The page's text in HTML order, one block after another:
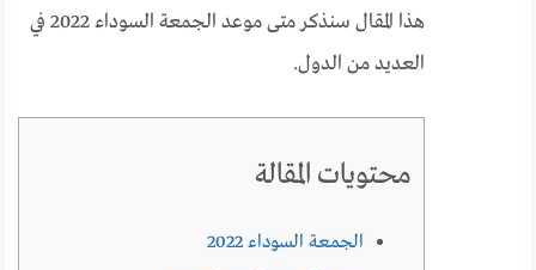
هذا المقال سنذكر متى موعد الجمعة السوداء 2022 في
العديد من الدول.
محتويات المقالة
الجمعة السوداء 2022